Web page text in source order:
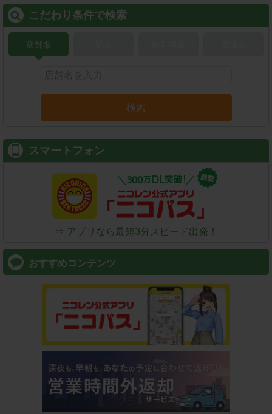
こだわり条件で検索
店舗名
検索
スマートフォン
⇒ アプリなら最短3分スピード出発！
おすすめコンテンツ